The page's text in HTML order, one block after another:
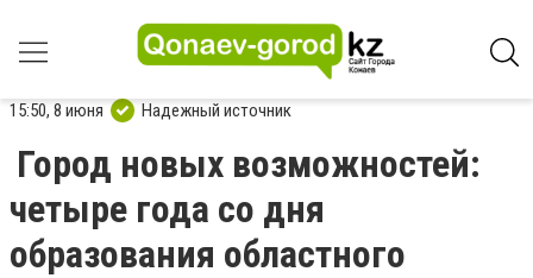
15:50, 8 июня Надежный источник
Город новых возможностей:
четыре года со дня
образования областного